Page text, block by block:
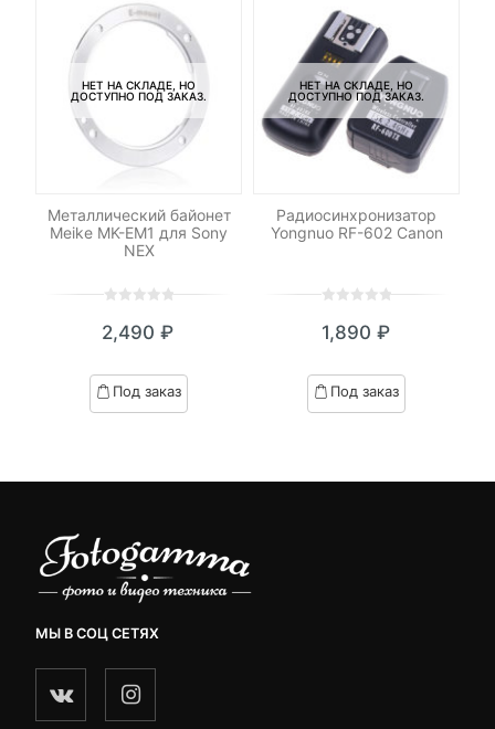
НЕТ НА СКЛАДЕ, НО
ДОСТУПНО ПОД ЗАКАЗ.
Металлический байонет
Meike MK-EM1 для Sony
NEX
out
based
on
2,490 ₽
Под заказ
НЕТ НА СКЛАДЕ, НО
ДОСТУПНО ПОД ЗАКАЗ.
Радиосинхронизатор
Yongnuo RF-602 Canon
out
based
on
1,890 ₽
Под заказ
МЫ В СОЦ СЕТЯХ